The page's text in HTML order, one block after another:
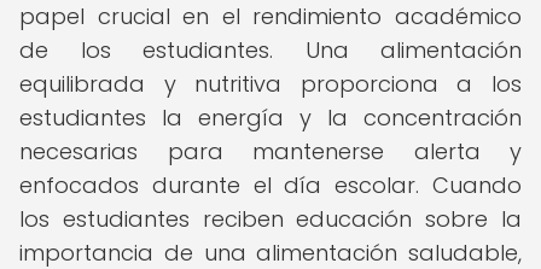
papel crucial en el rendimiento académico
de los estudiantes. Una alimentación
equilibrada y nutritiva proporciona a los
estudiantes la energía y la concentración
necesarias para mantenerse alerta y
enfocados durante el día escolar. Cuando
los estudiantes reciben educación sobre la
importancia de una alimentación saludable,